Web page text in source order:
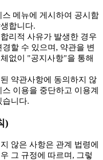
메뉴에 게시하여 공시함
합니다.
리적 사유가 발생한 경우
할 수 있으며, 약관을 변
없이 "공지사항"을 통해
약관사항에 동의하지 않
이용을 중단하고 이용계
습니다.
)
않은 사항은 관계 법령에
그 규정에 따르며, 그렇